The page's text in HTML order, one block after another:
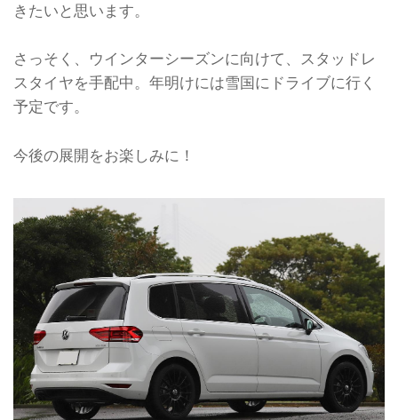
きたいと思います。
さっそく、ウインターシーズンに向けて、スタッドレ
スタイヤを手配中。年明けには雪国にドライブに行く
予定です。
今後の展開をお楽しみに！